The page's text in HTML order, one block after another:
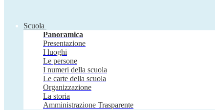
Scuola
Panoramica
Presentazione
I luoghi
Le persone
I numeri della scuola
Le carte della scuola
Organizzazione
La storia
Amministrazione Trasparente